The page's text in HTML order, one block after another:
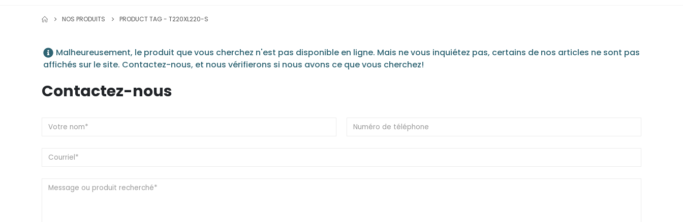
NOS PRODUITS PRODUCT TAG - T220XL220-S
Malheureusement, le produit que vous cherchez n'est pas disponible en ligne. Mais ne vous inquiétez pas, certains de nos articles ne sont pas
affichés sur le site. Contactez-nous, et nous vérifierons si nous avons ce que vous cherchez!
Contactez-nous